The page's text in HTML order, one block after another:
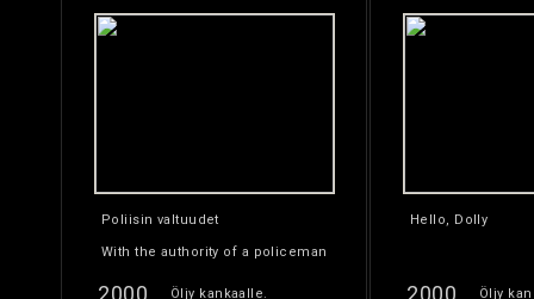
Poliisin valtuudet
With the authority of a policeman
2000 Öljy kankaalle.
Hello, Dolly
2000 Öljy